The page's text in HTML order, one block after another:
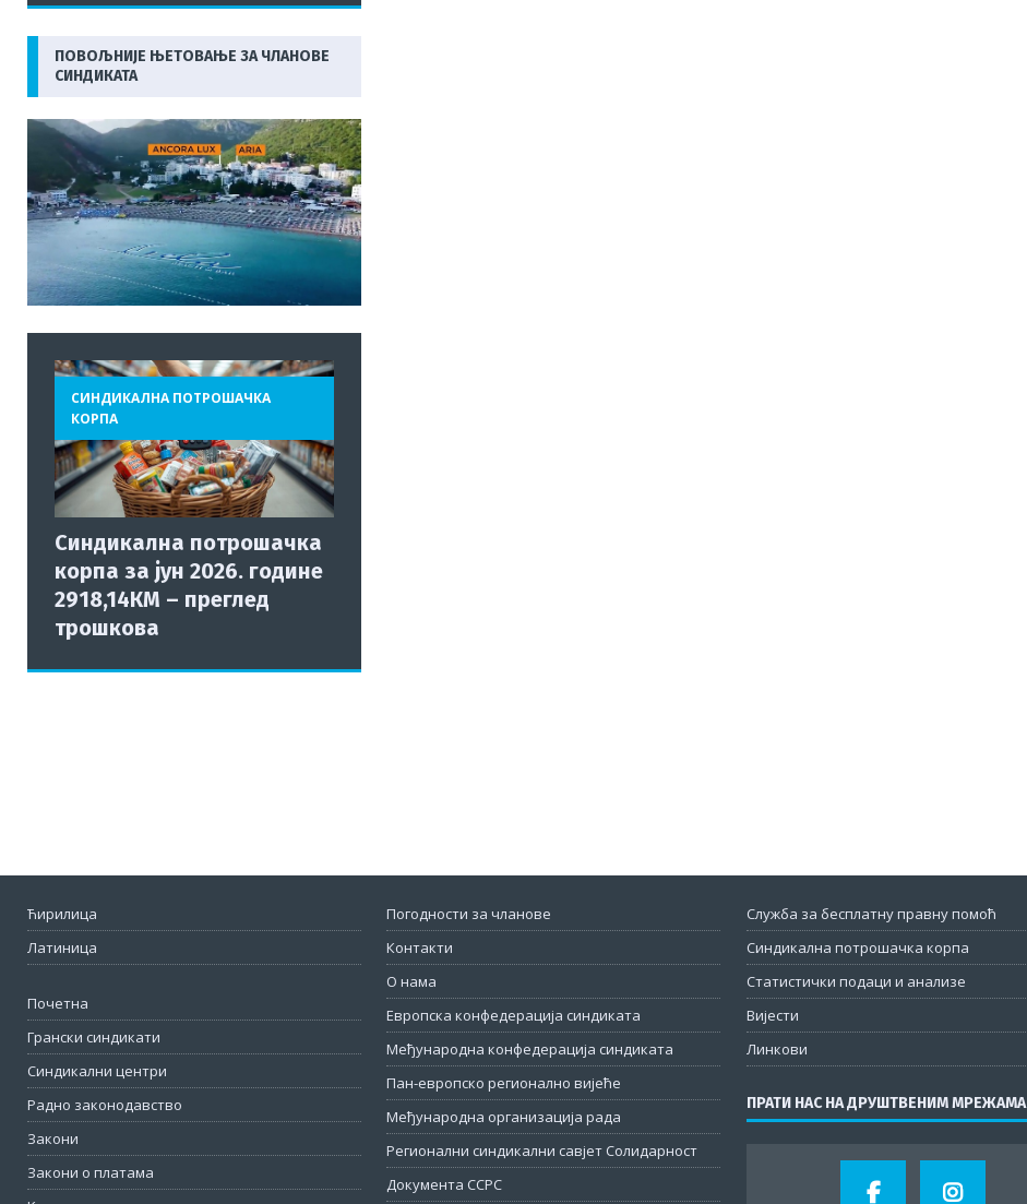
ПОВОЉНИЈЕ ЊЕТОВАЊЕ ЗА ЧЛАНОВЕ
СИНДИКАТА
СИНДИКАЛНА ПОТРОШАЧКА
КОРПА
Синдикална потрошачка
корпа за јун 2026. године
2918,14КМ – преглед
трошкова
Ћирилица
Латиница
Почетна
Грански синдикати
Синдикални центри
Радно законодавство
Закони
Закони о платама
Погодности за чланове
Контакти
О нама
Европска конфедерација синдиката
Међународна конфедерација синдиката
Пан-европско регионално вијеће
Међународна организација рада
Регионални синдикални савјет Солидарност
Документа ССРС
Служба за бесплатну правну помоћ
Синдикална потрошачка корпа
Статистички подаци и анализе
Вијести
Линкови
ПРАТИ НАС НА ДРУШТВЕНИМ МРЕЖАМА